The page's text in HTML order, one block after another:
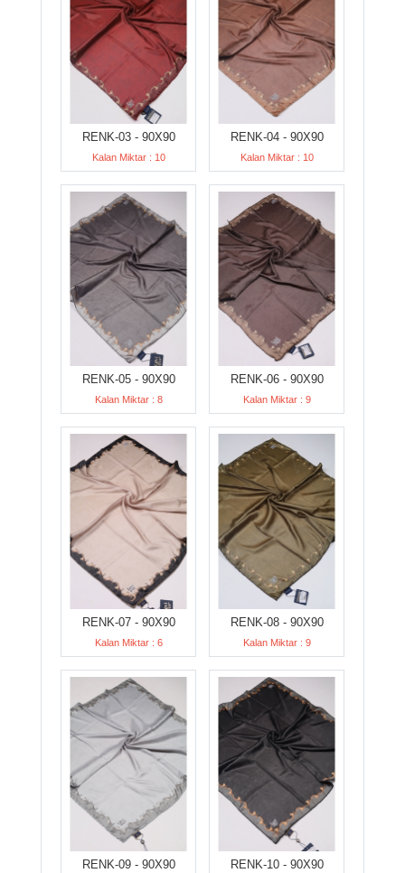
RENK-03 - 90X90
Kalan Miktar : 10
RENK-04 - 90X90
Kalan Miktar : 10
RENK-05 - 90X90
Kalan Miktar : 8
RENK-06 - 90X90
Kalan Miktar : 9
RENK-07 - 90X90
Kalan Miktar : 6
RENK-08 - 90X90
Kalan Miktar : 9
RENK-09 - 90X90 RENK-10 - 90X90